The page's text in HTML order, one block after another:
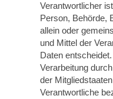
Verantwortlicher
Person, Behörde,
allein oder
und Mittel der
Daten
Verarbeitung
der
Verantwortliche